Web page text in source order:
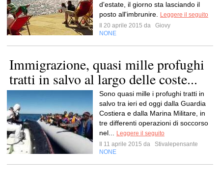
d'estate, il giorno sta lasciando il
posto all'imbrunire.
Leggere il seguito
Il 20 aprile 2015 da
Giovy
NONE
Immigrazione, quasi mille profughi
tratti in salvo al largo delle coste...
Sono quasi mille i profughi tratti in
salvo tra ieri ed oggi dalla Guardia
Costiera e dalla Marina Militare, in
tre differenti operazioni di soccorso
nel...
Leggere il seguito
Il 11 aprile 2015 da
Stivalepensante
NONE